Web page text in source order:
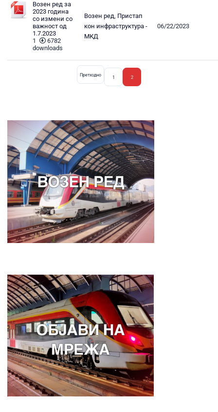
Возен ред за
2023 година
со измени со
важност од
1.7.2023
1
6782
downloads
Возен ред, Пристап
кон инфраструктура -
МКД
06/22/2023
Претходно 1 2